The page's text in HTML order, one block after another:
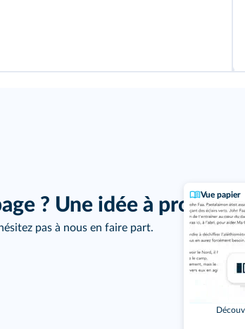
Vue papier
? Une idée à proposer
pas à nous en faire part.